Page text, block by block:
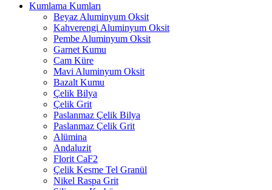
Kumlama Kumları
Beyaz Aluminyum Oksit
Kahverengi Aluminyum Oksit
Pembe Aluminyum Oksit
Garnet Kumu
Cam Küre
Mavi Aluminyum Oksit
Bazalt Kumu
Çelik Bilya
Çelik Grit
Paslanmaz Çelik Bilya
Paslanmaz Çelik Grit
Alümina
Andaluzit
Florit CaF2
Çelik Kesme Tel Granül
Nikel Raspa Grit